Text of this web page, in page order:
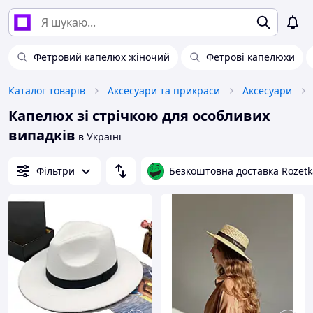
Фетровий капелюх жіночий Фетрові капелюхи
Каталог товарів Аксесуари та прикраси Аксесуари
Капелюх зі стрічкою для особливих
випадків в Україні
Фільтри Безкоштовна доставка